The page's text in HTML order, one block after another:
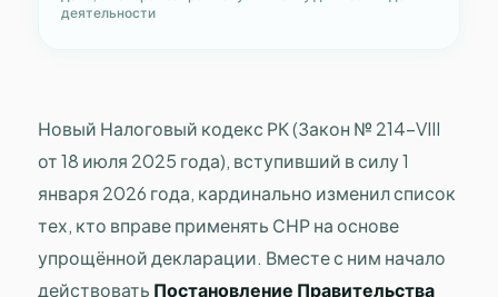
деятельности
Новый Налоговый кодекс РК (Закон № 214-VIII
от 18 июля 2025 года), вступивший в силу 1
января 2026 года, кардинально изменил список
тех, кто вправе применять СНР на основе
упрощённой декларации. Вместе с ним начало
действовать Постановление Правительства